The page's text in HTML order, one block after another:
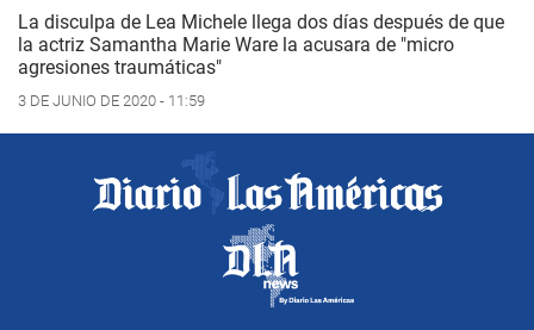
La disculpa de Lea Michele llega dos días después de que
la actriz Samantha Marie Ware la acusara de "micro
agresiones traumáticas"
3 DE JUNIO DE 2020 - 11:59